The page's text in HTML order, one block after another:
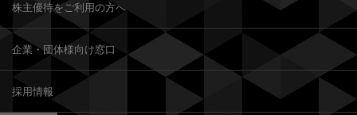
株主優待をご利用の方へ
企業・団体様向け窓口
採用情報